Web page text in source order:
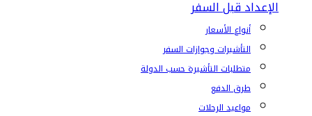
الإعداد قبل السفر
أنواع الأسعار
التأشيرات وجوازات السفر
متطلبات التأشيرة حسب الدولة
طرق الدفع
مواعيد الرحلات